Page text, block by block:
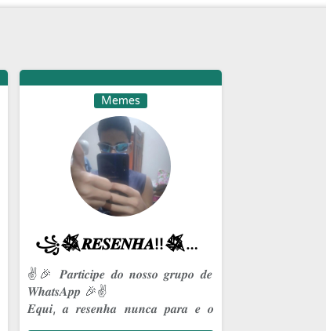
Memes
꧁𒈒𝑹𝑬𝑺𝑬𝑵𝑯𝑨!!𒈒꧂
✌️🎉 𝑷𝒂𝒓𝒕𝒊𝒄𝒊𝒑𝒆 𝒅𝒐 𝒏𝒐𝒔𝒔𝒐 𝒈𝒓𝒖𝒑𝒐 𝒅𝒆
𝑾𝒉𝒂𝒕𝒔𝑨𝒑𝒑 🎉✌️
𝑬𝒒𝒖𝒊, 𝒂 𝒓𝒆𝒔𝒆𝒏𝒉𝒂 𝒏𝒖𝒏𝒄𝒂 𝒑𝒂𝒓𝒂 𝒆 𝒐